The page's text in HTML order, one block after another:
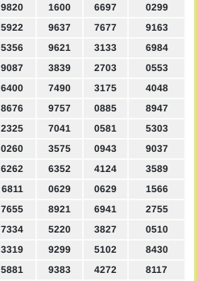
9820 1600 6697
0299
5922 9637 7677
9163
5356 9621 3133
6984
9087 3839 2703
0553
6400 7490 3175
4048
8676 9757 0885
8947
2325 7041 0581
5303
0260 3575 0943
9037
6262 6352 4124
3589
6811 0629 0629
1566
7655 8921 6941
2755
7334 5220 3827
0510
3319 9299 5102
8430
5881 9383 4272
8117